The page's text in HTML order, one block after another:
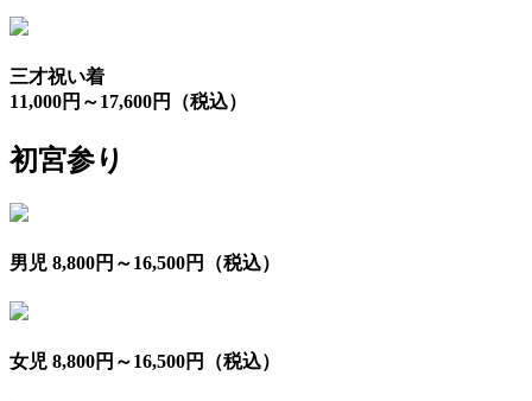
三才祝い着
11,000円～17,600円（税込）
初宮参り
男児 8,800円～16,500円（税込）
女児 8,800円～16,500円（税込）